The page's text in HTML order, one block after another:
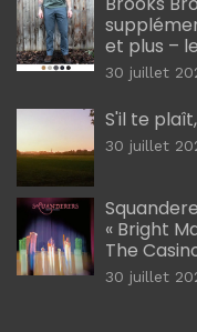
et plus –
30 juillet
S'il te
30 juillet
« Bright
The
30 juillet